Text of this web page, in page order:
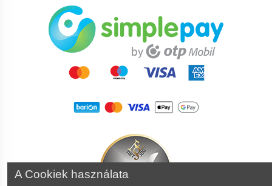
- férfiaknál fokozza tesztoszteron hormon
termelődését, így javítja a spermaállományt, illetve
szexuális aktus során a vérbőség fokozásával
nagymértékben javítja a merevedés mértékét és
kitartóbb „akarat”!
- fokozza az izomzat kreatin szintjét, így tovább fokozza
az izomsejtek növekedési faktorát!
A Cookiek használata